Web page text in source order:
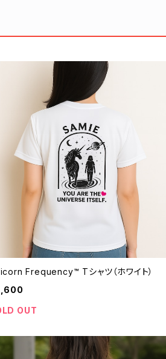
Frequency™ Tシャツ（ホワイト）
OUT